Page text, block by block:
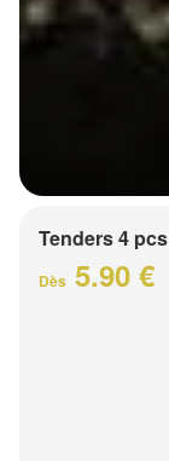
Tenders 4 pcs
Dès 5.90 €